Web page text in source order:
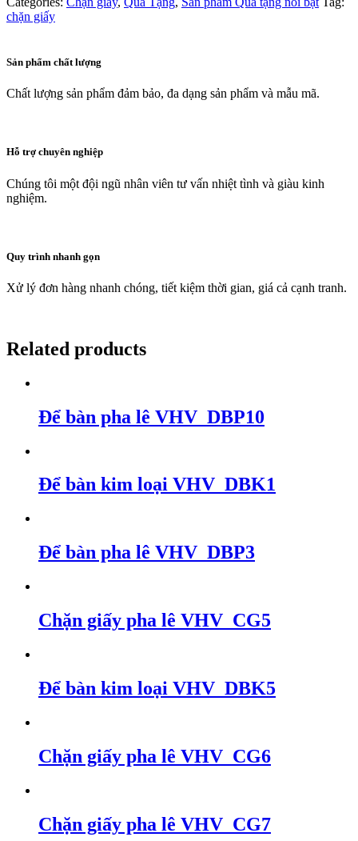
chặn giấy
Sản phẩm chất lượng
Chất lượng sản phẩm đảm bảo, đa dạng sản phẩm và mẫu mã.
Hỗ trợ chuyên nghiệp
Chúng tôi một đội ngũ nhân viên tư vấn nhiệt tình và giàu kinh
nghiệm.
Quy trình nhanh gọn
Xử lý đơn hàng nhanh chóng, tiết kiệm thời gian, giá cả cạnh tranh.
Related products
Để bàn pha lê VHV_DBP10
Để bàn kim loại VHV_DBK1
Để bàn pha lê VHV_DBP3
Chặn giấy pha lê VHV_CG5
Để bàn kim loại VHV_DBK5
Chặn giấy pha lê VHV_CG6
Chặn giấy pha lê VHV_CG7